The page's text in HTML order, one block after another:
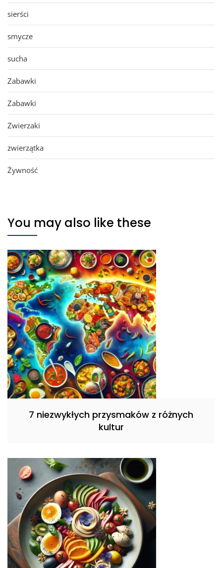
sierści
smycze
sucha
Zabawki
Zabawki
Zwierzaki
zwierzątka
Żywność
You may also like these
7 niezwykłych przysmaków z różnych
kultur